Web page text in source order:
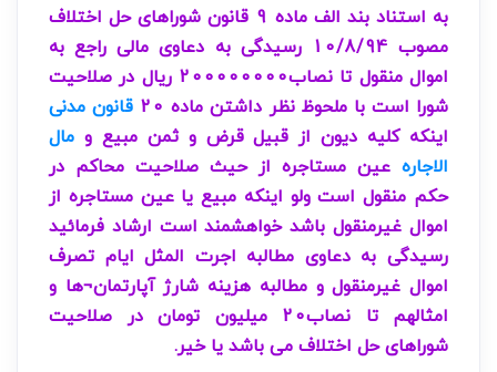
به استناد بند الف ماده 9 قانون شوراهای حل اختلاف
مصوب 10/8/94 رسیدگی به دعاوی مالی راجع به
اموال منقول تا نصاب200000000 ریال در صلاحیت
شورا است با ملحوظ نظر داشتن ماده 20
قانون مدنی
اینکه کلیه دیون از قبیل قرض و ثمن مبیع و مال
الاجاره عین مستاجره از حیث صلاحیت محاکم در
حکم منقول است ولو اینکه مبیع یا عین مستاجره از
اموال غیرمنقول باشد خواهشمند است ارشاد فرمائید
رسیدگی به دعاوی مطالبه اجرت المثل ایام تصرف
اموال غیرمنقول و مطالبه هزینه شارژ آپارتمان¬ها و
امثالهم تا نصاب20 میلیون تومان در صلاحیت
شوراهای حل اختلاف می باشد یا خیر.